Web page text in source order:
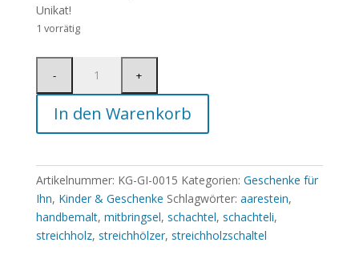
Unikat!
1 vorrätig
In den Warenkorb
Artikelnummer: KG-GI-0015 Kategorien: Geschenke für
Ihn, Kinder & Geschenke Schlagwörter: aarestein,
handbemalt, mitbringsel, schachtel, schachteli,
streichholz, streichhölzer, streichholzschaltel